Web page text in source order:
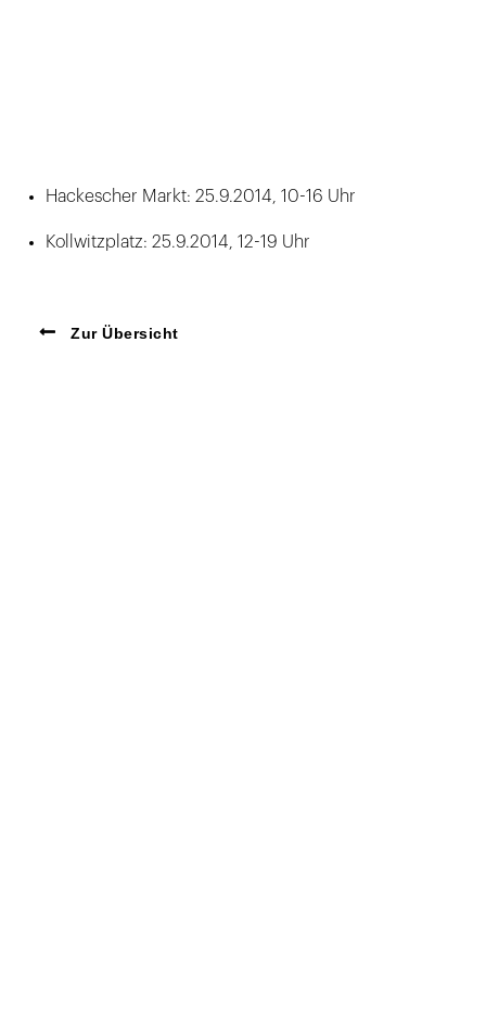
Hackescher Markt: 25.9.2014, 10-16 Uhr
Kollwitzplatz: 25.9.2014, 12-19 Uhr
Zur Übersicht